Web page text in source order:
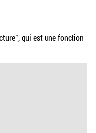
qui est une fonction